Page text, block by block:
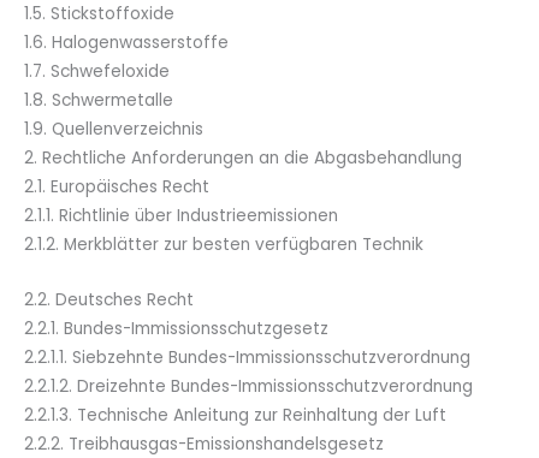
1.5. Stickstoffoxide
1.6. Halogenwasserstoffe
1.7. Schwefeloxide
1.8. Schwermetalle
1.9. Quellenverzeichnis
2. Rechtliche Anforderungen an die Abgasbehandlung
2.1. Europäisches Recht
2.1.1. Richtlinie über Industrieemissionen
2.1.2. Merkblätter zur besten verfügbaren Technik
2.2. Deutsches Recht
2.2.1. Bundes-Immissionsschutzgesetz
2.2.1.1. Siebzehnte Bundes-Immissionsschutzverordnung
2.2.1.2. Dreizehnte Bundes-Immissionsschutzverordnung
2.2.1.3. Technische Anleitung zur Reinhaltung der Luft
2.2.2. Treibhausgas-Emissionshandelsgesetz